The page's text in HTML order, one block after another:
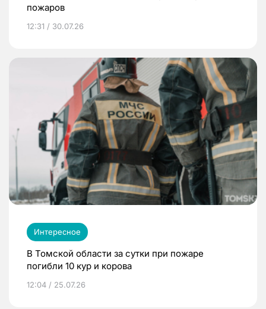
пожаров
12:31 / 30.07.26
Интересное
В Томской области за сутки при пожаре
погибли 10 кур и корова
12:04 / 25.07.26